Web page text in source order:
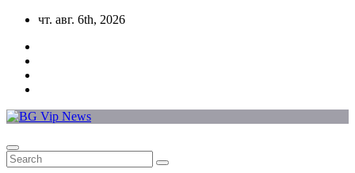
Skip
content
чт. авг. 6th, 2026